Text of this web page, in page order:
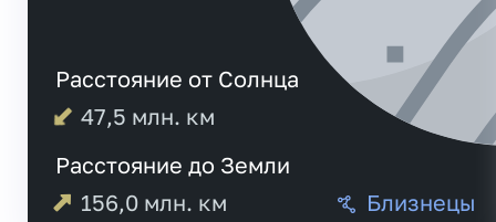
Расстояние от Солнца
47,5 млн. км
Расстояние до Земли
156,0 млн. км Близнецы